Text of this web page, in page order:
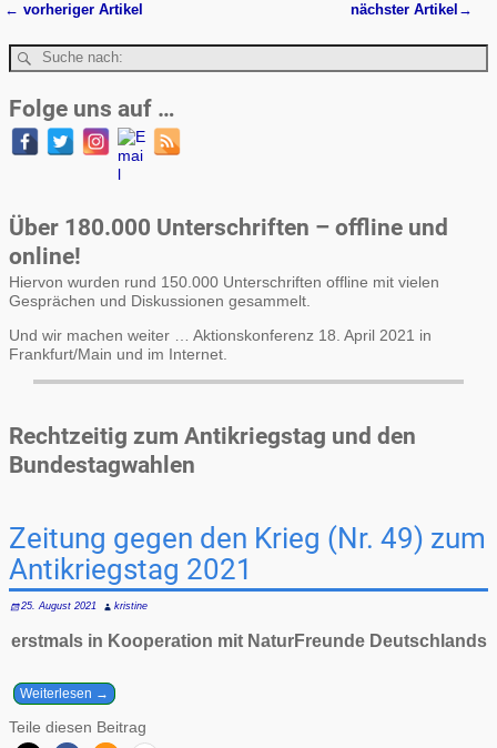
←vorheriger Artikel nächster Artikel →
Folge uns auf …
Über 180.000 Unterschriften – offline und
online!
Hiervon wurden rund 150.000 Unterschriften offline mit vielen
Gesprächen und Diskussionen gesammelt.
Und wir machen weiter … Aktionskonferenz 18. April 2021 in
Frankfurt/Main und im Internet.
Rechtzeitig zum Antikriegstag und den
Bundestagwahlen
Zeitung gegen den Krieg (Nr. 49) zum
Antikriegstag 2021
25. August 2021 kristine
erstmals in Kooperation mit NaturFreunde Deutschlands
Weiterlesen →
Teile diesen Beitrag